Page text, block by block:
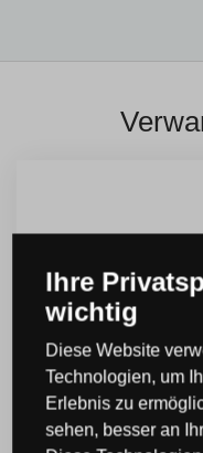
Ihre
wichtig
Diese Website
Technologien, um
Erlebnis zu
sehen, besser an